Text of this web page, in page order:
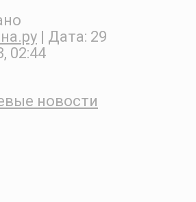
| Дата: 29
02:44
новости